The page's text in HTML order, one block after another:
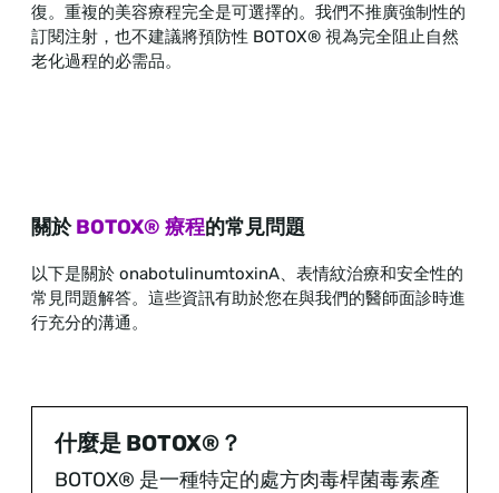
復。重複的美容療程完全是可選擇的。我們不推廣強制性的
訂閱注射，也不建議將預防性 BOTOX® 視為完全阻止自然
老化過程的必需品。
關於BOTOX® 療程的常見問題
以下是關於 onabotulinumtoxinA、表情紋治療和安全性的
常見問題解答。這些資訊有助於您在與我們的醫師面診時進
行充分的溝通。
什麼是 BOTOX®？
BOTOX® 是一種特定的處方肉毒桿菌毒素產